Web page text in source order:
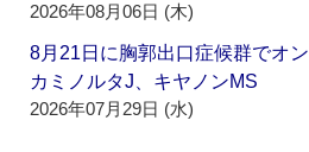
2026年08月06日 (木)
8月21日に胸郭出口症候群でオ
カミノルタJ、キヤノンMS
2026年07月29日 (水)